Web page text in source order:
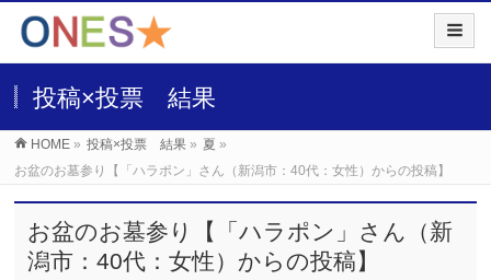
投稿×投票 結果
HOME » 投稿×投票 結果 » 夏 »
お盆のお墓参り【「ハラポン」さん（新潟市：40代：女性）からの投稿】
お盆のお墓参り【「ハラポン」さん（新
潟市：40代：女性）からの投稿】